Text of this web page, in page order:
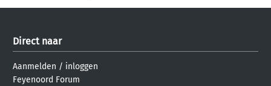
Direct naar
Aanmelden / inloggen
Feyenoord Forum